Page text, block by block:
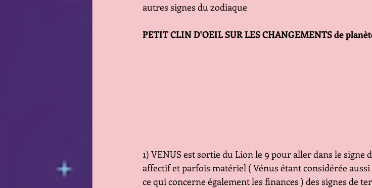
autres signes du zodiaque
PETIT CLIN D'OEIL SUR LES CHANGEMENTS de
1) VENUS est sortie du Lion le 9 pour aller dans le
affectif et parfois matériel ( Vénus étant considérée
ce qui concerne également les finances ) des signes de